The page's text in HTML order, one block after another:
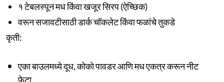
१ टेबलस्पून मध किंवा खजूर सिरप (ऐच्छिक)
वरून सजावटीसाठी डार्क चॉकलेट किंवा फळांचे तुकडे
कृती:
एका बाउलमध्ये दूध, कोको पावडर आणि मध एकत्र करून नीट
फेटा.